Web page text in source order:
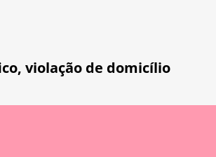
, violação de domicílio